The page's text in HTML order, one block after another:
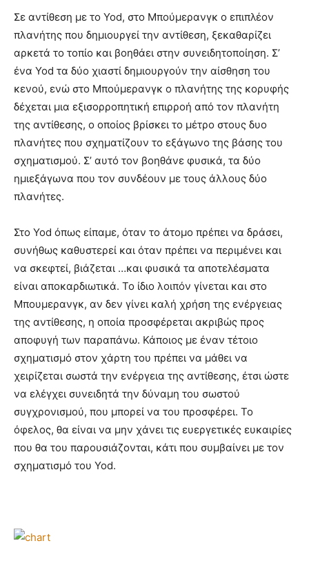
Σε αντίθεση με το Yod, στο Μπούμερανγκ ο επιπλέον
πλανήτης που δημιουργεί την αντίθεση, ξεκαθαρίζει
αρκετά το τοπίο και βοηθάει στην συνειδητοποίηση. Σ’
ένα Yod τα δύο χιαστί δημιουργούν την αίσθηση του
κενού, ενώ στο Μπούμερανγκ ο πλανήτης της κορυφής
δέχεται μια εξισορροπητική επιρροή από τον πλανήτη
της αντίθεσης, ο οποίος βρίσκει το μέτρο στους δυο
πλανήτες που σχηματίζουν το εξάγωνο της βάσης του
σχηματισμού. Σ’ αυτό τον βοηθάνε φυσικά, τα δύο
ημιεξάγωνα που τον συνδέουν με τους άλλους δύο
πλανήτες.
Στο Yod όπως είπαμε, όταν το άτομο πρέπει να δράσει,
συνήθως καθυστερεί και όταν πρέπει να περιμένει και
να σκεφτεί, βιάζεται …και φυσικά τα αποτελέσματα
είναι αποκαρδιωτικά. Το ίδιο λοιπόν γίνεται και στο
Μπουμερανγκ, αν δεν γίνει καλή χρήση της ενέργειας
της αντίθεσης, η οποία προσφέρεται ακριβώς προς
αποφυγή των παραπάνω. Κάποιος με έναν τέτοιο
σχηματισμό στον χάρτη του πρέπει να μάθει να
χειρίζεται σωστά την ενέργεια της αντίθεσης, έτσι ώστε
να ελέγχει συνειδητά την δύναμη του σωστού
συγχρονισμού, που μπορεί να του προσφέρει. Το
όφελος, θα είναι να μην χάνει τις ευεργετικές ευκαιρίες
που θα του παρουσιάζονται, κάτι που συμβαίνει με τον
σχηματισμό του Yod.